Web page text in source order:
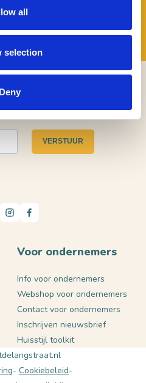
all
selection
Deny
ONZE NIEUWSBRIEF
VERSTUUR
Voor ondernemers
Info voor ondernemers
Webshop voor ondernemers
Contact voor ondernemers
Inschrijven nieuwsbrief
Huisstijl toolkit
Cookiebeleid